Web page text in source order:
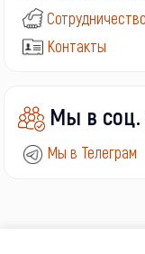
Сотрудничество
Контакты
Мы в соц.
Мы в Телеграм